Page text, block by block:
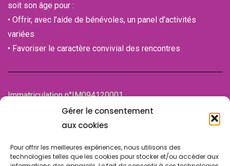
Gérer le consentement
aux cookies
Pour offrir les meilleures expériences, nous utilisons des
technologies telles que les cookies pour stocker et/ou accéder aux
soit son âge pour :
• Offrir, avec l’aide de bénévoles, un panel d’activités
variées
• Favoriser le caractère convivial des rencontres
Immatriculation n°IM094120001
de la Chambre des associations (CDA)
94100 SAINT-MAUR-DES-FOSSES